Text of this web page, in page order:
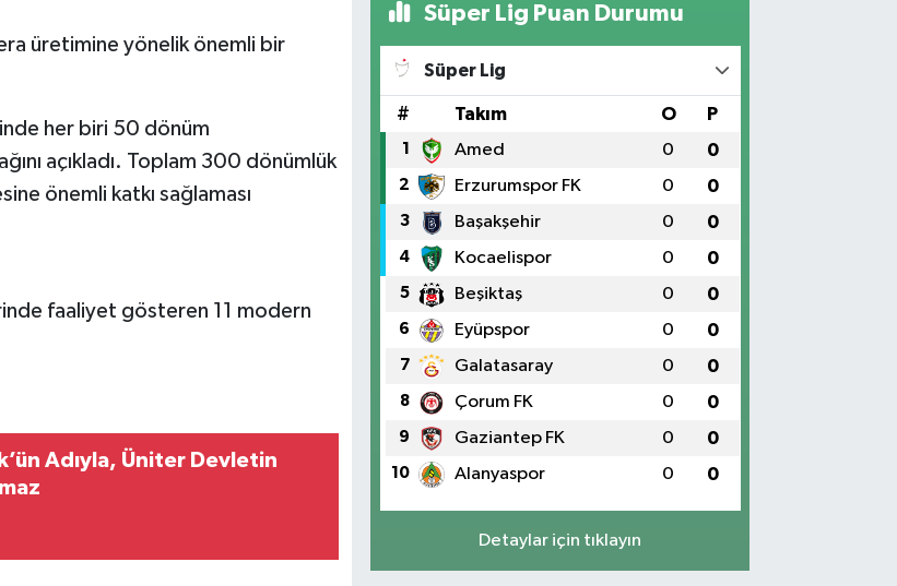
üretimine yönelik önemli bir
her biri 50 dönüm
açıkladı. Toplam 300 dönümlük
önemli katkı sağlaması
faaliyet gösteren 11 modern
Adıyla, Üniter Devletin
Süper Lig Puan Durumu
Süper Lig
# Takım O P
1 Amed 0 0
2 Erzurumspor FK 0 0
3 Başakşehir 0 0
4 Kocaelispor 0 0
5 Beşiktaş 0 0
6 Eyüpspor 0 0
7 Galatasaray 0 0
8 Çorum FK 0 0
9 Gaziantep FK 0 0
10 Alanyaspor 0 0
Detaylar için tıklayın